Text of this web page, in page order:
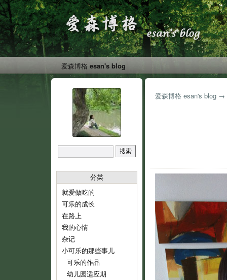
爱森博格 esan's blog
分类
就爱做吃的
可乐的成长
在路上
我的心情
杂记
小可乐的那些事儿
可乐的作品
幼儿园适应期
爱森博格 esan's blog →